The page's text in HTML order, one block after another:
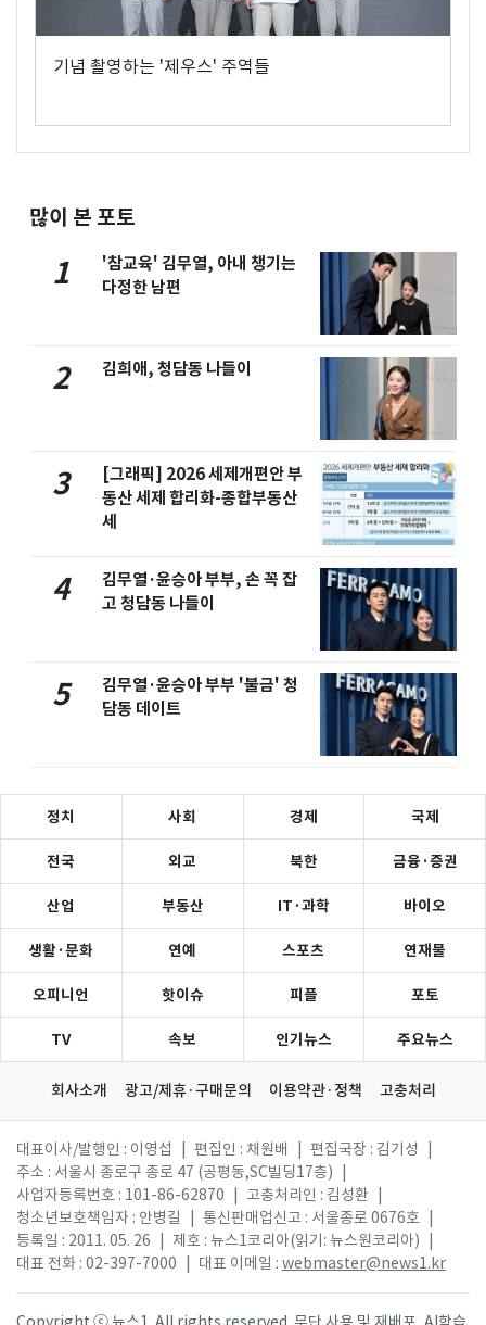
기념 촬영하는 '제우스' 주역들
많이 본 포토
1
'참교육' 김무열, 아내 챙기는
다정한 남편
2 김희애, 청담동 나들이
3
[그래픽] 2026 세제개편안 부
동산 세제 합리화-종합부동산
세
4
김무열·윤승아 부부, 손 꼭 잡
고 청담동 나들이
5
김무열·윤승아 부부 '불금' 청
담동 데이트
정치 사회 경제 국제
전국 외교 북한 금융·증권
산업 부동산 IT·과학 바이오
생활·문화 연예 스포츠 연재물
오피니언 핫이슈 피플 포토
TV 속보 인기뉴스 주요뉴스
회사소개 광고/제휴·구매문의 이용약관·정책 고충처리
대표이사/발행인 : 이영섭 편집인 : 채원배 편집국장 : 김기성
주소 : 서울시 종로구 종로 47 (공평동,SC빌딩17층)
사업자등록번호 : 101-86-62870
고충처리인 : 김성환
청소년보호책임자 : 안병길
통신판매업신고 : 서울종로 0676호
등록일 : 2011. 05. 26
제호 : 뉴스1코리아(읽기: 뉴스원코리아)
대표 전화 : 02-397-7000
대표 이메일 : webmaster@news1.kr